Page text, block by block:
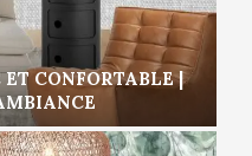
CONFORTABLE |